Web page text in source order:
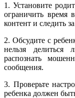
1. Установите
ограничить время
контент и следить
2. Обсудите с
нельзя делиться
распознать
сообщения.
3. Проверьте
ребенка должен